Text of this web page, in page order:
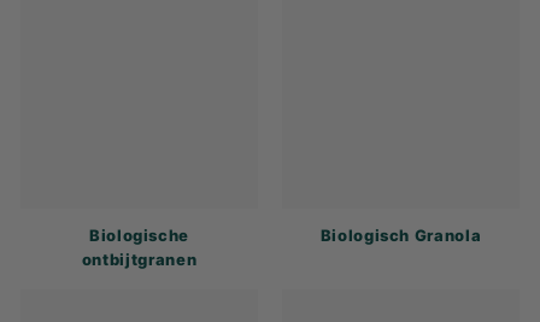
Biologische
ontbijtgranen
Biologisch Granola